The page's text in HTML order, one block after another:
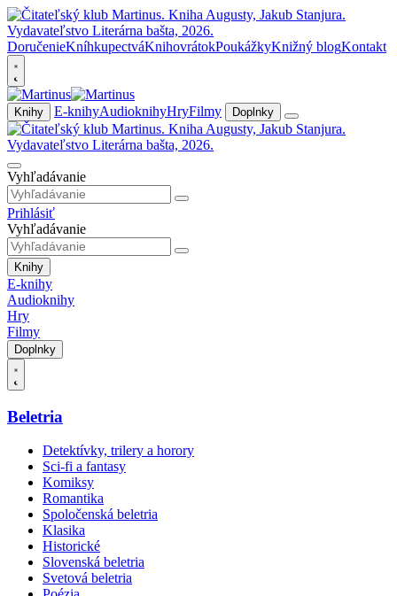
DoručenieKníhkupectváKnihovrátokPoukážkyKnižný blogKontakt
Knihy E-knihyAudioknihyHryFilmy Doplnky
Vyhľadávanie
Prihlásiť
Vyhľadávanie
Knihy
E-knihy
Audioknihy
Hry
Filmy
Doplnky
Beletria
Detektívky, trilery a horory
Sci-fi a fantasy
Komiksy
Romantika
Spoločenská beletria
Klasika
Historické
Slovenská beletria
Svetová beletria